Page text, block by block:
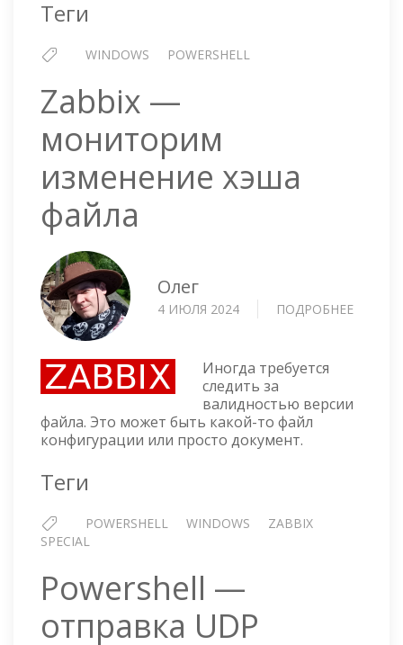
Теги
WINDOWS POWERSHELL
Zabbix —
мониторим
изменение хэша
файла
Олег
4 ИЮЛЯ 2024 ПОДРОБНЕЕ
Иногда требуется
следить за
валидностью версии
файла. Это может быть какой-то файл
конфигурации или просто документ.
Теги
POWERSHELL WINDOWS
ZABBIX
SPECIAL
Powershell —
отправка UDP